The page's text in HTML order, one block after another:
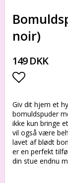
noir)
149 DKK
Giv dit hjem et
bomuldspuder
ikke kun bringe
vil også være
lavet af blødt
er en perfekt
din stue endnu